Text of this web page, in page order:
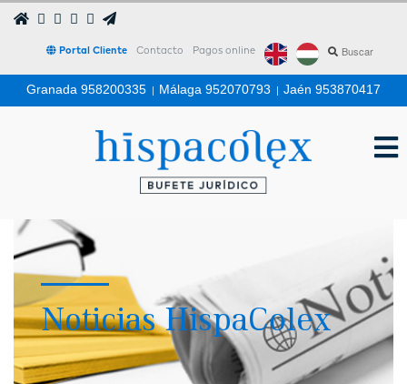
Portal Cliente Contacto Pagos online
Granada 958200335 | Málaga 952070793 | Jaén 953870417
Noticias HispaColex